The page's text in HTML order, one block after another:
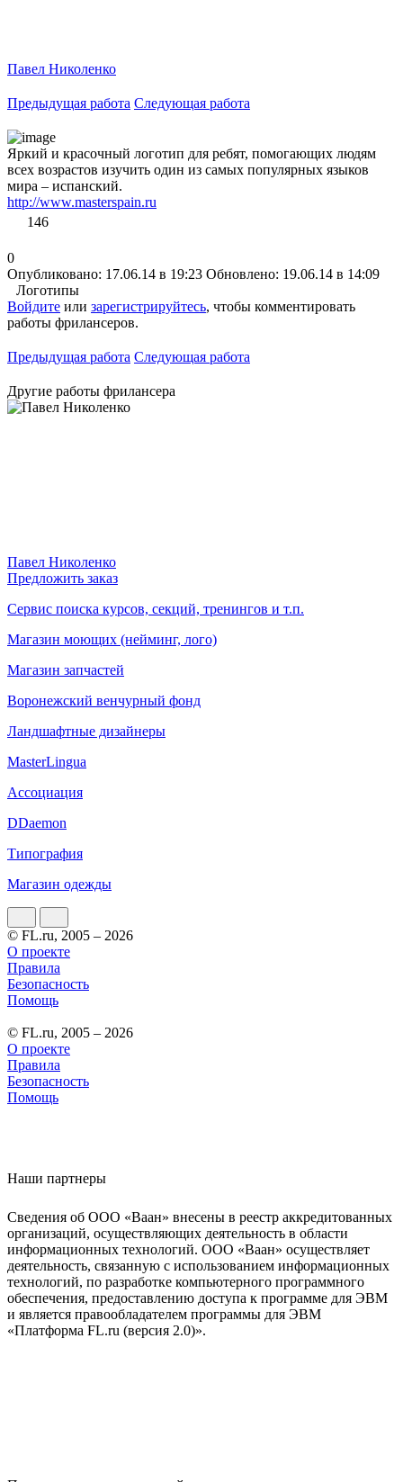
Павел Николенко
Предыдущая работа Следующая работа
Яркий и красочный логотип для ребят, помогающих людям
всех возрастов изучить один из самых популярных языков
мира – испанский.
http://www.masterspain.ru
146
0
Опубликовано: 17.06.14 в 19:23 Обновлено: 19.06.14 в 14:09
Логотипы
Войдите или зарегистрируйтесь, чтобы комментировать
работы фрилансеров.
Предыдущая работа Следующая работа
Другие работы фрилансера
Павел Николенко
Предложить заказ
Сервис поиска курсов, секций, тренингов и т.п.
Магазин моющих (нейминг, лого)
Магазин запчастей
Воронежский венчурный фонд
Ландшафтные дизайнеры
MasterLingua
Ассоциация
DDaemon
Типография
Магазин одежды
© FL.ru, 2005 – 2026
О проекте
Правила
Безопасность
Помощь
© FL.ru, 2005 – 2026
О проекте
Правила
Безопасность
Помощь
Наши партнеры
Сведения об ООО «Ваан» внесены в реестр аккредитованных
организаций, осуществляющих деятельность в области
информационных технологий. ООО «Ваан» осуществляет
деятельность, связанную с использованием информационных
технологий, по разработке компьютерного программного
обеспечения, предоставлению доступа к программе для ЭВМ
и является правообладателем программы для ЭВМ
«Платформа FL.ru (версия 2.0)».